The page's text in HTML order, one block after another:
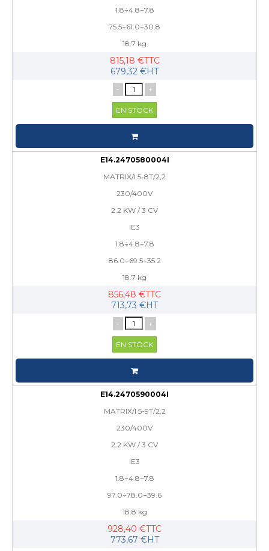
1.8÷4.8÷7.8
75.5÷61.0÷30.8
18.7 kg
815,18 €TTC
679,32 €HT
- +
EN STOCK
E14.2470580004I
MATRIX/I 5-8T/2,2
230/400V
2.2 KW / 3 CV
IE3
1.8÷4.8÷7.8
86.0÷69.5÷35.2
18.7 kg
856,48 €TTC
713,73 €HT
- +
EN STOCK
E14.2470590004I
MATRIX/I 5-9T/2,2
230/400V
2.2 KW / 3 CV
IE3
1.8÷4.8÷7.8
97.0÷78.0÷39.6
18.8 kg
928,40 €TTC
773,67 €HT